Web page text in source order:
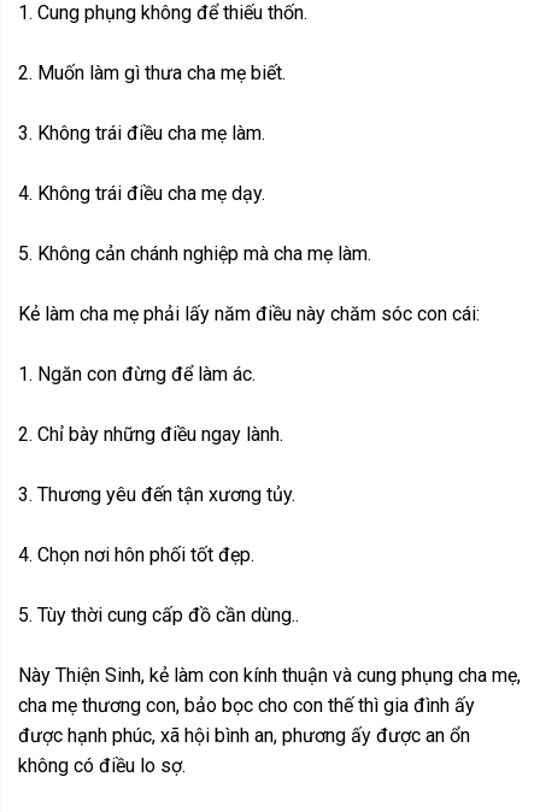
1. Cung phụng không để thiếu thốn.
2. Muốn làm gì thưa cha mẹ biết.
3. Không trái điều cha mẹ làm.
4. Không trái điều cha mẹ dạy.
5. Không cản chánh nghiệp mà cha mẹ làm.
Kẻ làm cha mẹ phải lấy năm điều này chăm sóc con cái:
1. Ngăn con đừng để làm ác.
2. Chỉ bày những điều ngay lành.
3. Thương yêu đến tận xương tủy.
4. Chọn nơi hôn phối tốt đẹp.
5. Tùy thời cung cấp đồ cần dùng..
Này Thiện Sinh, kẻ làm con kính thuận và cung phụng cha mẹ,
cha mẹ thương con, bảo bọc cho con thế thì gia đình ấy
được hạnh phúc, xã hội bình an, phương ấy được an ổn
không có điều lo sợ.